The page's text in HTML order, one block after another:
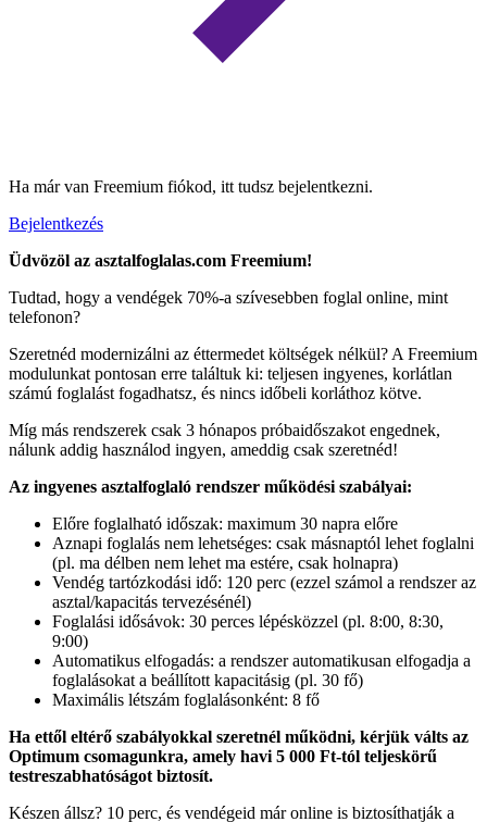
Ha már van Freemium fiókod, itt tudsz bejelentkezni.
Bejelentkezés
Üdvözöl az asztalfoglalas.com Freemium!
Tudtad, hogy a vendégek 70%-a szívesebben foglal online, mint
telefonon?
Szeretnéd modernizálni az éttermedet költségek nélkül? A Freemium
modulunkat pontosan erre találtuk ki: teljesen ingyenes, korlátlan
számú foglalást fogadhatsz, és nincs időbeli korláthoz kötve.
Míg más rendszerek csak 3 hónapos próbaidőszakot engednek,
nálunk addig használod ingyen, ameddig csak szeretnéd!
Az ingyenes asztalfoglaló rendszer működési szabályai:
Előre foglalható időszak: maximum 30 napra előre
Aznapi foglalás nem lehetséges: csak másnaptól lehet foglalni
(pl. ma délben nem lehet ma estére, csak holnapra)
Vendég tartózkodási idő: 120 perc (ezzel számol a rendszer az
asztal/kapacitás tervezésénél)
Foglalási idősávok: 30 perces lépésközzel (pl. 8:00, 8:30,
9:00)
Automatikus elfogadás: a rendszer automatikusan elfogadja a
foglalásokat a beállított kapacitásig (pl. 30 fő)
Maximális létszám foglalásonként: 8 fő
Ha ettől eltérő szabályokkal szeretnél működni, kérjük válts az
Optimum csomagunkra, amely havi 5 000 Ft-tól teljeskörű
testreszabhatóságot biztosít.
Készen állsz? 10 perc, és vendégeid már online is biztosíthatják a